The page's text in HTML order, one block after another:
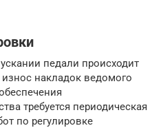
педали происходит
накладок ведомого
требуется периодическая
по регулировке